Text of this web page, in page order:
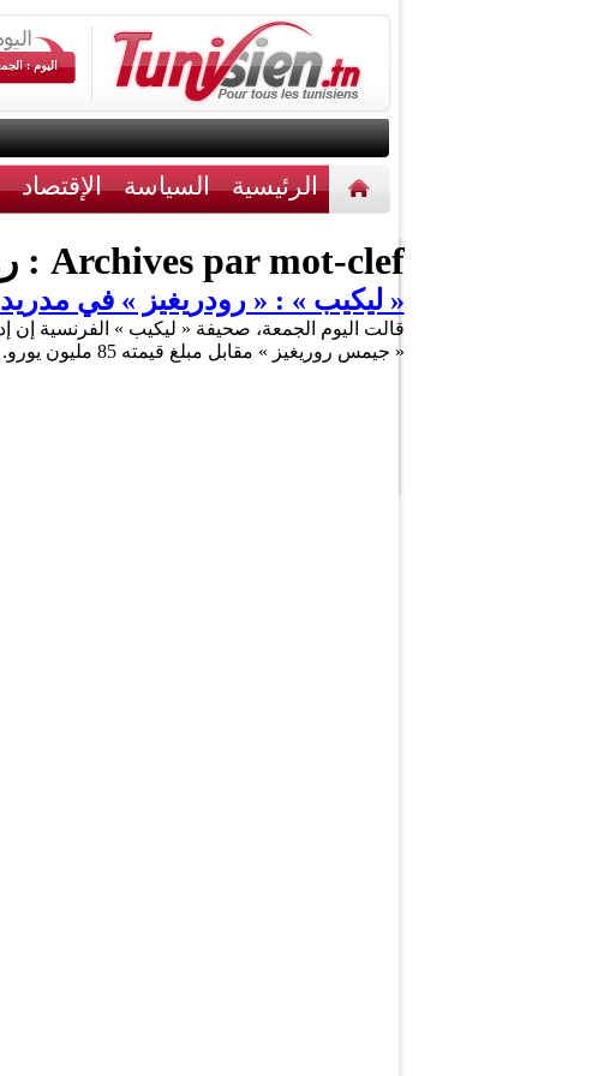
اليوم : الجمعة 07
الرئيسية السياسة الإقتصاد
أخبار مختلفة
Archives par mot-clef :
« ليكيب » : « رودريغيز » في مدريد مقابل 85
قالت اليوم الجمعة، صحيفة « ليكيب » الفرنسية إن
« جيمس روريغيز » مقابل مبلغ قيمته 85 مليون يورو. وكشفت الصحيفة أنه تم الإتفاق على انتقال « رودريغيز » خلال لقاء …